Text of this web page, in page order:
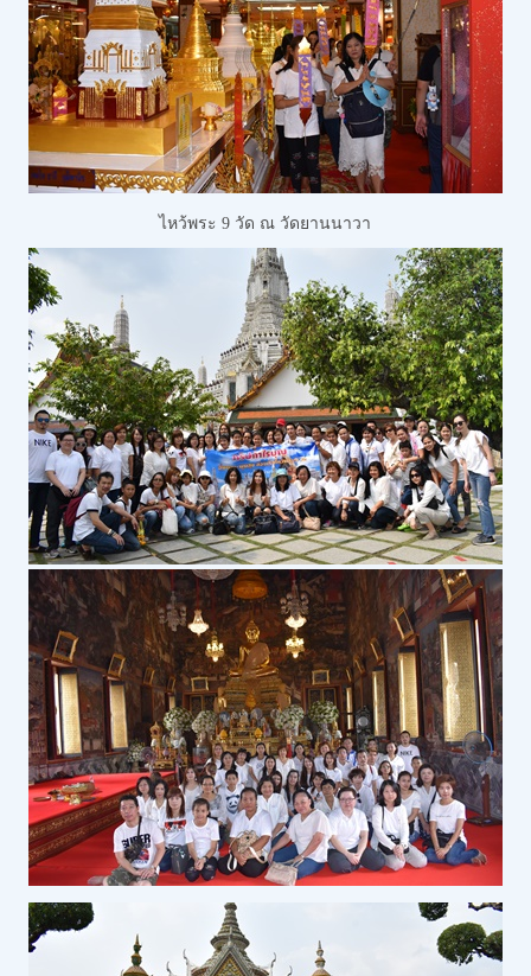
ไหว้พระ 9 วัด ณ วัดยานนาวา